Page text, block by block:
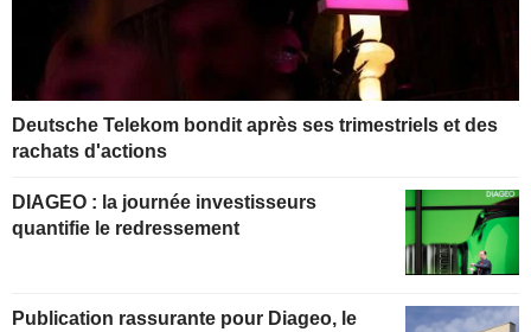
Deutsche Telekom bondit après ses trimestriels et des
rachats d'actions
DIAGEO : la journée investisseurs
quantifie le redressement
Publication rassurante pour Diageo, le